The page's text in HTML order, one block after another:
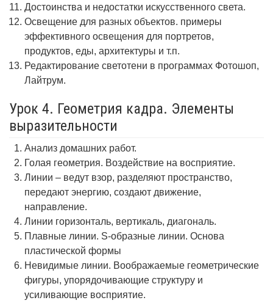
Достоинства и недостатки искусственного света.
Освещение для разных объектов. примеры
эффективного освещения для портретов,
продуктов, еды, архитектуры и т.п.
Редактирование светотени в программах Фотошоп,
Лайтрум.
Урок 4. Геометрия кадра. Элементы
выразительности
Анализ домашних работ.
Голая геометрия. Воздействие на восприятие.
Линии – ведут взор, разделяют пространство,
передают энергию, создают движение,
направление.
Линии горизонталь, вертикаль, диагональ.
Плавные линии. S-образные линии. Основа
пластической формы
Невидимые линии. Воображаемые геометрические
фигуры, упорядочивающие структуру и
усиливающие восприятие.